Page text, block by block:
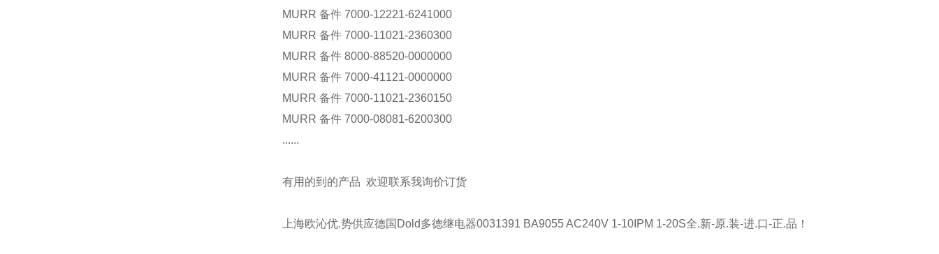
MURR 备件 7000-12221-6241000
MURR 备件 7000-11021-2360300
MURR 备件 8000-88520-0000000
MURR 备件 7000-41121-0000000
MURR 备件 7000-11021-2360150
MURR 备件 7000-08081-6200300
......
有用的到的产品 欢迎联系我询价订货
上海欧沁优.势供应德国Dold多德继电器0031391 BA9055 AC240V 1-10IPM 1-20S全.新-原.装-进.口-正.品！